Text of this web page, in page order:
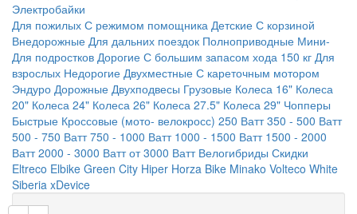
Электробайки
Для пожилых С режимом помощника Детские С корзиной
Внедорожные Для дальних поездок Полноприводные Мини-
Для подростков Дорогие С большим запасом хода 150 кг Для
взрослых Недорогие Двухместные С кареточным мотором
Эндуро Дорожные Двухподвесы Грузовые Колеса 16" Колеса
20" Колеса 24" Колеса 26" Колеса 27.5" Колеса 29" Чопперы
Быстрые Кроссовые (мото- велокросс) 250 Ватт 350 - 500 Ватт
500 - 750 Ватт 750 - 1000 Ватт 1000 - 1500 Ватт 1500 - 2000
Ватт 2000 - 3000 Ватт от 3000 Ватт Велогибриды Скидки
Eltreco Elbike Green City Hiper Horza Bike Minako Volteco White
Siberia xDevice